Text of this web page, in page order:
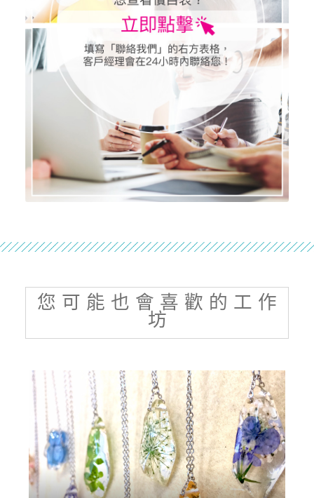
您 可 能 也 會 喜 歡 的 工 作
坊